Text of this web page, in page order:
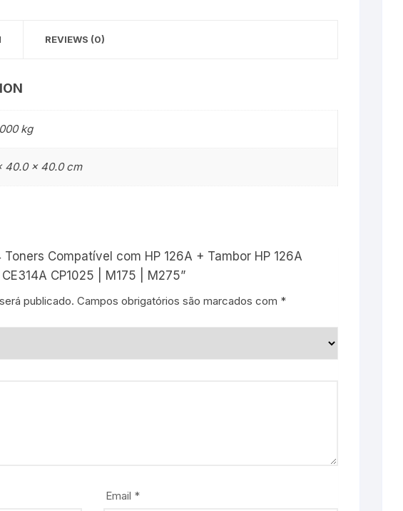
REVIEWS (0)
kg
40.0 × 40.0 cm
Compatível com HP 126A + Tambor HP 126A
CP1025 | M175 | M275”
publicado. Campos obrigatórios são marcados com *
Email *